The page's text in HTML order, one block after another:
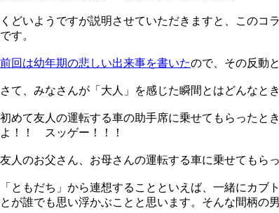
くどいようですが説明させていただきますと、この
です。
前回は幼年期の悲しい出来事を書いたので、その反動
さて、みなさんが「大人」を感じた瞬間とはどんなと
初めて友人の運転する車の助手席に乗せてもらった
よ！！ スッゲー！！！
友人のお父さん、お母さんの運転する車に乗せてもら
「ともだち」から連想することといえば、一緒にカ
とが誰でも思い浮かぶことと思います。そんな間柄の